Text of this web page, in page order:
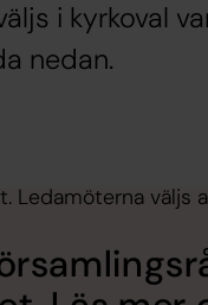
i kyrkoval
nedan.
Ledamöterna väljs